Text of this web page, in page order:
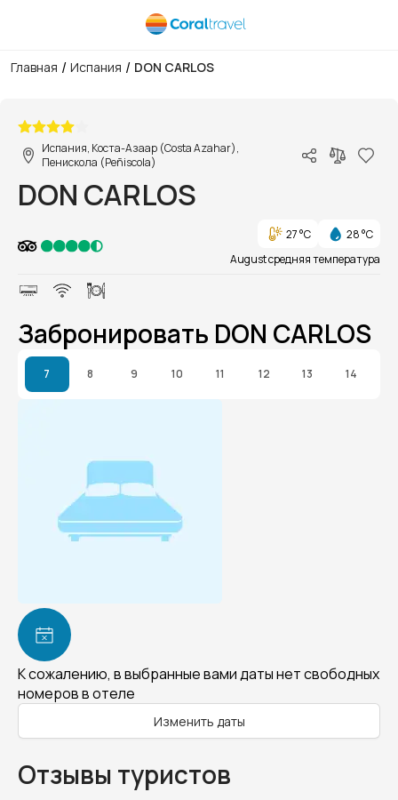
Главная / Испания / DON CARLOS
Испания, Коста-Азаар (Costa Azahar),
Пенискола (Peñiscola)
DON CARLOS
27 °C
28 °C
August средняя температура
Забронировать DON CARLOS
7 8 9 10 11 12 13 14
К сожалению, в выбранные вами даты нет свободных
номеров в отеле
Изменить даты
Отзывы туристов